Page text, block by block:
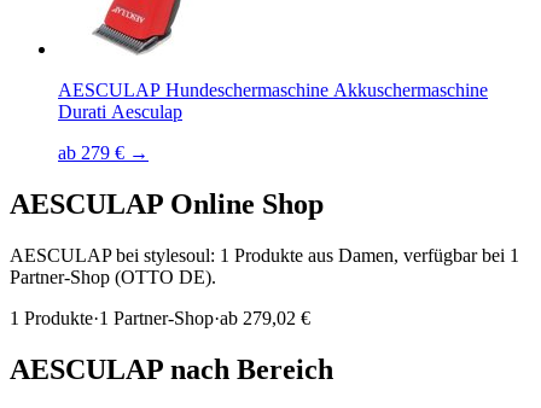
AESCULAP Hundeschermaschine Akkuschermaschine
Durati Aesculap
ab 279 € →
AESCULAP Online Shop
AESCULAP bei stylesoul: 1 Produkte aus Damen, verfügbar bei 1
Partner-Shop (OTTO DE).
1 Produkte·1 Partner-Shop·ab 279,02 €
AESCULAP nach Bereich